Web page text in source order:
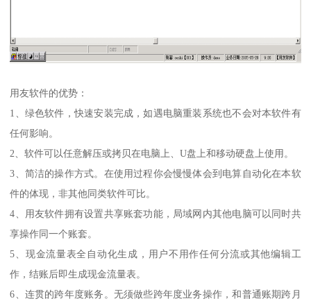
用友软件的优势：
1、绿色软件，快速安装完成，如遇电脑重装系统也不会对本软件有
任何影响。
2、软件可以任意解压或拷贝在电脑上、U盘上和移动硬盘上使用。
3、简洁的操作方式。在使用过程你会慢慢体会到电算自动化在本软
件的体现，非其他同类软件可比。
4、用友软件拥有设置共享账套功能，局域网内其他电脑可以同时共
享操作同一个账套。
5、现金流量表全自动化生成，用户不用作任何分流或其他编辑工
作，结账后即生成现金流量表。
6、连贯的跨年度账务。无须做些跨年度业务操作，和普通账期跨月